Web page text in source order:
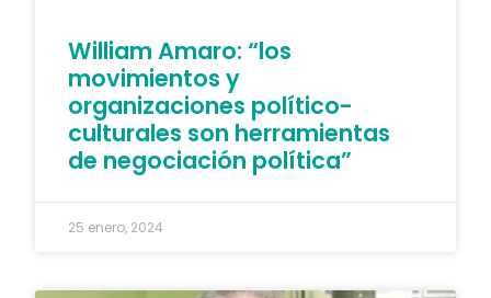
William Amaro: “los
movimientos y
organizaciones político-
culturales son herramientas
de negociación política”
25 enero, 2024